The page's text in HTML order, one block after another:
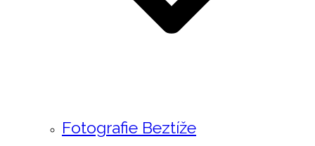
Fotografie Beztíže